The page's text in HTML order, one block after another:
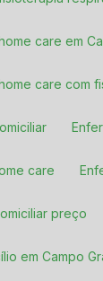
care em
home care com
care
preço
em Campo